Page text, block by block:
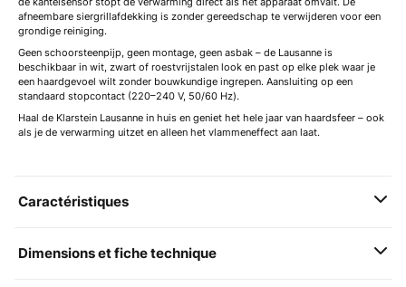
afneembare siergrillafdekking is zonder gereedschap te verwijderen voor een
grondige reiniging.
Geen schoorsteenpijp, geen montage, geen asbak – de Lausanne is
beschikbaar in wit, zwart of roestvrijstalen look en past op elke plek waar je
een haardgevoel wilt zonder bouwkundige ingrepen. Aansluiting op een
standaard stopcontact (220–240 V, 50/60 Hz).
Haal de Klarstein Lausanne in huis en geniet het hele jaar van haardsfeer – ook
als je de verwarming uitzet en alleen het vlammeneffect aan laat.
Caractéristiques
Dimensions et fiche technique